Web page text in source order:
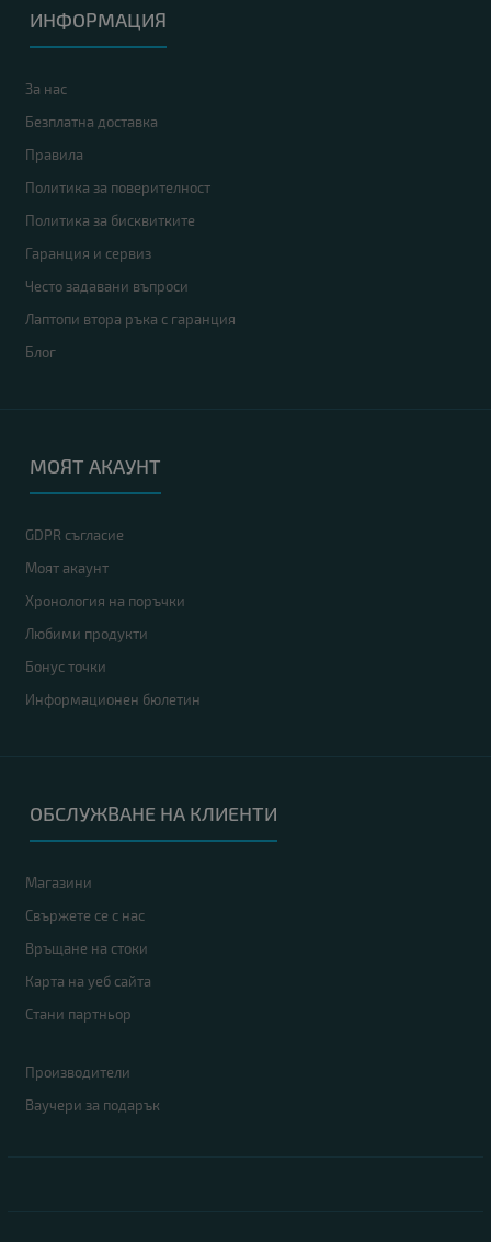
ИНФОРМАЦИЯ
За нас
Безплатна доставка
Правила
Политика за поверителност
Политика за бисквитките
Гаранция и сервиз
Често задавани въпроси
Лаптопи втора ръка с гаранция
Блог
МОЯТ АКАУНТ
GDPR съгласие
Моят акаунт
Хронология на поръчки
Любими продукти
Бонус точки
Информационен бюлетин
ОБСЛУЖВАНЕ НА КЛИЕНТИ
Магазини
Свържете се с нас
Връщане на стоки
Карта на уеб сайта
Стани партньор
Производители
Ваучери за подарък